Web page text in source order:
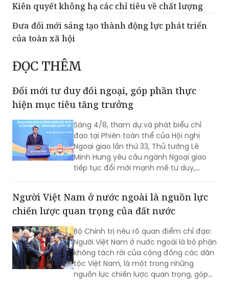
Kiên quyết không hạ các chỉ tiêu về chất lượng
Đưa đổi mới sáng tạo thành động lực phát triển
của toàn xã hội
ĐỌC THÊM
Đổi mới tư duy đối ngoại, góp phần thực
hiện mục tiêu tăng trưởng
Sáng 4/8, tham dự và phát biểu chỉ
đạo tại Phiên toàn thể của Hội nghị
Ngoại giao lần thứ 33, Thủ tướng Lê
Minh Hưng yêu cầu ngành Ngoại giao
tiếp tục đổi mới mạnh mẽ tư duy,
chất hơn, đồng hành chặt chẽ hơn với
các Bộ, ngành, địa phương và cộng
thực hiện mục tiêu tăng trưởng 2 con
số.
Người Việt Nam ở nước ngoài là nguồn lực
chiến lược quan trọng của đất nước
Bộ Chính trị nêu rõ quan điểm chỉ đạo:
Người Việt Nam ở nước ngoài là bộ phận
không tách rời của cộng đồng các dân
tộc Việt Nam, là một trong những
nguồn lực chiến lược quan trọng, góp